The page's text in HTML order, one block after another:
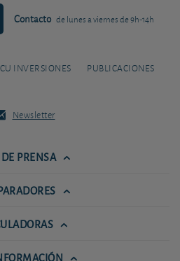
Contacto de lunes a viernes de 9h-14h
INVERSIONES PUBLICACIONES
Newsletter
PRENSA